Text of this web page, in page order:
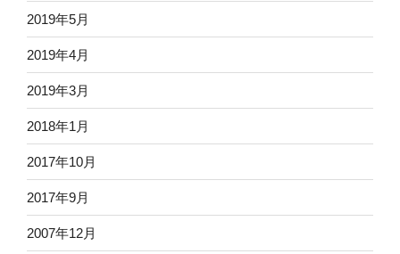
2019年5月
2019年4月
2019年3月
2018年1月
2017年10月
2017年9月
2007年12月